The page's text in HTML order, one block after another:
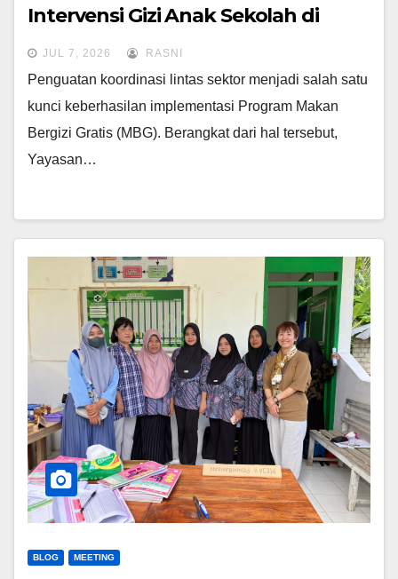
Intervensi Gizi Anak Sekolah di
Kabupaten Biak Numfor
JUL 7, 2026 RASNI
Penguatan koordinasi lintas sektor menjadi salah satu
kunci keberhasilan implementasi Program Makan
Bergizi Gratis (MBG). Berangkat dari hal tersebut,
Yayasan…
BLOG MEETING